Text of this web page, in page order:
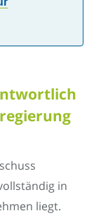
in
liegt.